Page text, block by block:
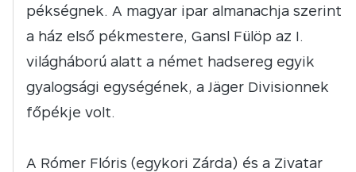
pékségnek. A magyar ipar almanachja szerint
a ház első pékmestere, Gansl Fülöp az I.
világháború alatt a német hadsereg egyik
gyalogsági egységének, a Jäger Divisionnek
főpékje volt.
A Rómer Flóris (egykori Zárda) és a Zivatar